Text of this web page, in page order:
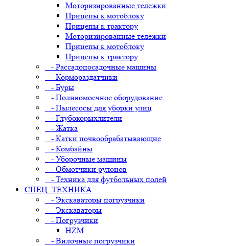
Моторизированные тележки
Прицепы к мотоблоку
Прицепы к трактору
Моторизированные тележки
Прицепы к мотоблоку
Прицепы к трактору
- Рассадопосадочные машины
- Кормораздатчики
- Буры
- Поливомоечное оборудование
- Пылесосы для уборки улиц
- Глубокорыхлители
- Жатка
- Катки почвообрабатывающие
- Комбайны
- Уборочные машины
- Обмотчики рулонов
- Техника для футбольных полей
СПЕЦ. ТЕХНИКА
- Экскаваторы погрузчики
- Экскаваторы
- Погрузчики
HZM
- Вилочные погрузчики